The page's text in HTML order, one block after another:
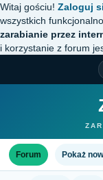
Witaj gościu! Zaloguj
wszystkich
zarabianie przez
i korzystanie z forum
Forum Pokaż